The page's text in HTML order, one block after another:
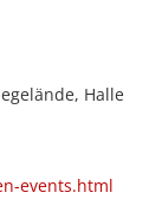
Halle
events.html